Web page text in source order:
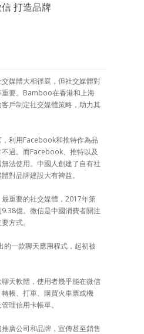
打造品牌
媒體大相徑庭，但社交媒體對
要。Bamboo在香港和上海
戶制定社交媒體策略，助力其
利用Facebook和推特作為品
過。而Facebook、推特以及
法使用。中國人創建了自有社
對品牌建設大有裨益。
重要的社交媒體，2017年第
億。微信是中國消費者關注
方式。
的一款聊天應用程式，起初被
天軟體，使用者幾乎能在微信
帳、打車、購買火車票或機
理信用卡帳單。
廣公司和品牌，宣傳甚至銷售